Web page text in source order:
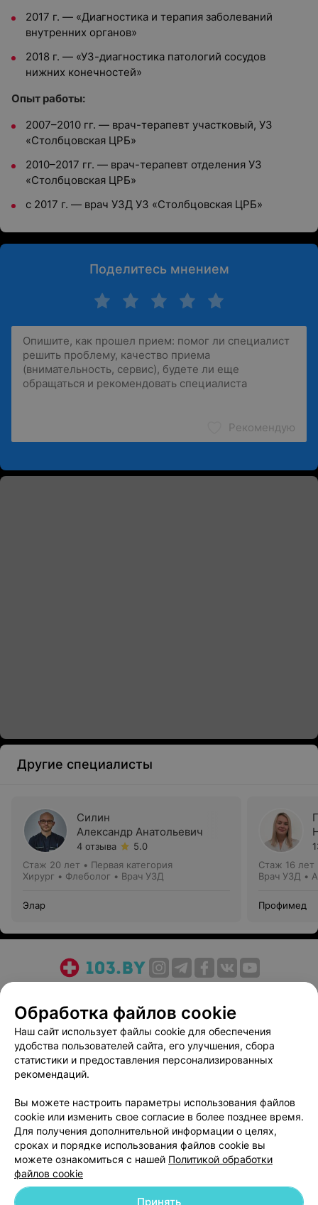
2017 г. — «Диагностика и терапия заболеваний
внутренних органов»
2018 г. — «УЗ-диагностика патологий сосудов
нижних конечностей»
Опыт работы:
2007–2010 гг. — врач-терапевт участковый, УЗ
«Столбцовская ЦРБ»
2010–2017 гг. — врач-терапевт отделения УЗ
«Столбцовская ЦРБ»
с 2017 г. — врач УЗД УЗ «Столбцовская ЦРБ»
Поделитесь мнением
Рекомендую
Другие специалисты
Силин
Александр Анатольевич
4 отзыва
5.0
Стаж 20 лет • Первая категория
Хирург • Флеболог • Врач УЗД
Элар
Стаж 16 лет
Врач УЗД •
Профимед
Медицинский маркетинг
Публичный договор
Пользовательское соглашение
Способы оплаты
Вакансии
Партнеры
Написать руководителю 103.by
Персональные настройки cookie
Обработка персональных данных
Обработка файлов cookie
Наш сайт использует файлы cookie для обеспечения
удобства пользователей сайта, его улучшения, сбора
статистики и предоставления персонализированных
рекомендаций.
Вы можете настроить параметры использования файлов
cookie или изменить свое согласие в более позднее время.
Для получения дополнительной информации о целях,
сроках и порядке использования файлов cookie вы
можете ознакомиться с нашей Политикой обработки
файлов cookie
Принять